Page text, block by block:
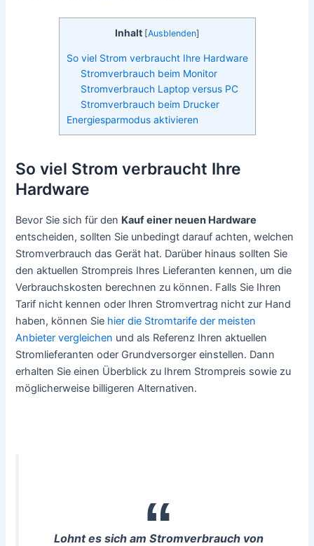
Inhalt [Ausblenden]
So viel Strom verbraucht Ihre Hardware
Stromverbrauch beim Monitor
Stromverbrauch Laptop versus PC
Stromverbrauch beim Drucker
Energiesparmodus aktivieren
So viel Strom verbraucht Ihre
Hardware
Bevor Sie sich für den Kauf einer neuen Hardware
entscheiden, sollten Sie unbedingt darauf achten, welchen
Stromverbrauch das Gerät hat. Darüber hinaus sollten Sie
den aktuellen Strompreis Ihres Lieferanten kennen, um die
Verbrauchskosten berechnen zu können. Falls Sie Ihren
Tarif nicht kennen oder Ihren Stromvertrag nicht zur Hand
haben, können Sie hier die Stromtarife der meisten
Anbieter vergleichen und als Referenz Ihren aktuellen
Stromlieferanten oder Grundversorger einstellen. Dann
erhalten Sie einen Überblick zu Ihrem Strompreis sowie zu
möglicherweise billigeren Alternativen.
Lohnt es sich am Stromverbrauch von